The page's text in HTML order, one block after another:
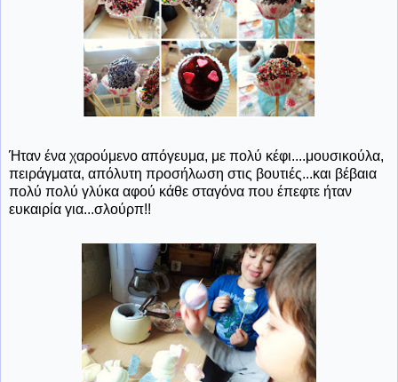
Ήταν ένα χαρούμενο απόγευμα, με πολύ κέφι....μουσικούλα,
πειράγματα, απόλυτη προσήλωση στις βουτιές...και βέβαια
πολύ πολύ γλύκα αφού κάθε σταγόνα που έπεφτε ήταν
ευκαιρία για...σλούρπ!!